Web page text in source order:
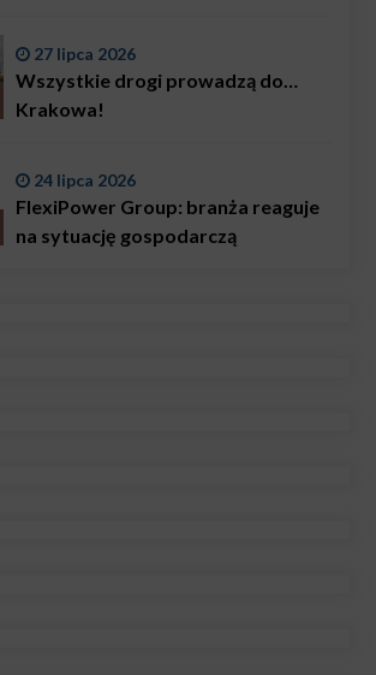
27 lipca 2026
Wszystkie drogi prowadzą do…
Krakowa!
24 lipca 2026
FlexiPower Group: branża reaguje
na sytuację gospodarczą